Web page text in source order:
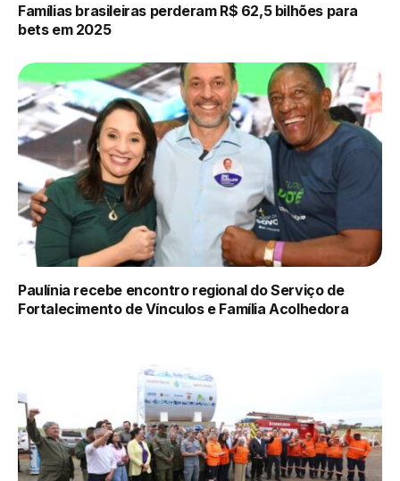
Famílias brasileiras perderam R$ 62,5 bilhões para
bets em 2025
Paulínia recebe encontro regional do Serviço de
Fortalecimento de Vínculos e Família Acolhedora